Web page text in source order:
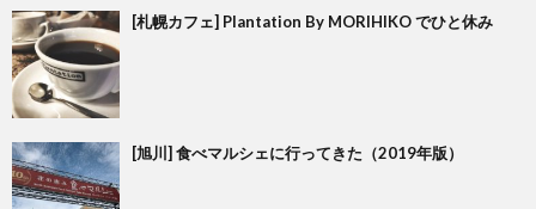
[札幌カフェ] Plantation By MORIHIKO でひと休み
[旭川] 食べマルシェに行ってきた（2019年版）